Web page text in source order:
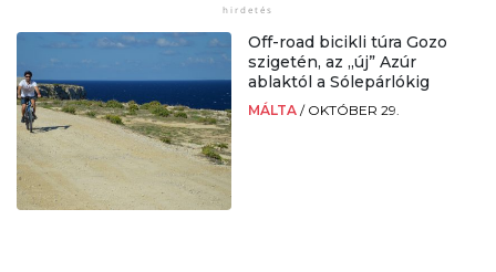
Off-road bicikli túra Gozo
szigetén, az „új” Azúr
ablaktól a Sólepárlókig
MÁLTA / OKTÓBER 29.